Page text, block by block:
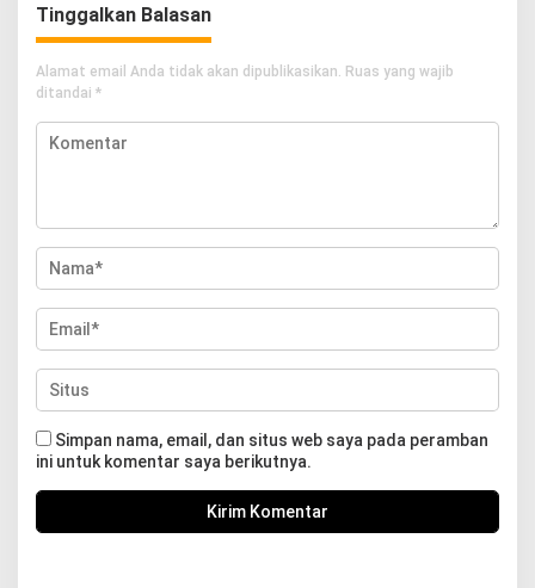
Tinggalkan Balasan
Alamat email Anda tidak akan dipublikasikan. Ruas yang wajib
ditandai *
Simpan nama, email, dan situs web saya pada peramban
ini untuk komentar saya berikutnya.